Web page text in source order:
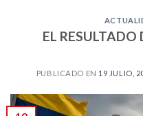
EL RESULTADO
PUBLICADO EN 19 JULIO,